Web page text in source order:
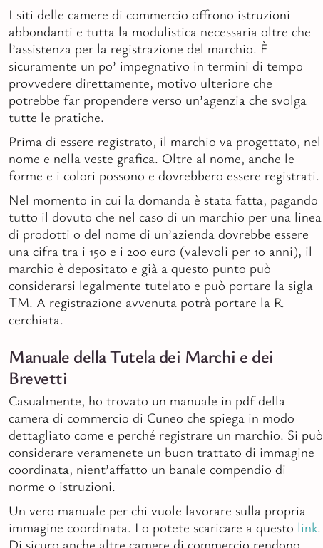
I siti delle camere di commercio offrono istruzioni
abbondanti e tutta la modulistica necessaria oltre che
l’assistenza per la registrazione del marchio. È
sicuramente un po’ impegnativo in termini di tempo
provvedere direttamente, motivo ulteriore che
potrebbe far propendere verso un’agenzia che svolga
tutte le pratiche.
Prima di essere registrato, il marchio va progettato, nel
nome e nella veste grafica. Oltre al nome, anche le
forme e i colori possono e dovrebbero essere registrati.
Nel momento in cui la domanda è stata fatta, pagando
tutto il dovuto che nel caso di un marchio per una linea
di prodotti o del nome di un’azienda dovrebbe essere
una cifra tra i 150 e i 200 euro (valevoli per 10 anni), il
marchio è depositato e già a questo punto può
considerarsi legalmente tutelato e può portare la sigla
TM. A registrazione avvenuta potrà portare la R
cerchiata.
Manuale della Tutela dei Marchi e dei
Brevetti
Casualmente, ho trovato un manuale in pdf della
camera di commercio di Cuneo che spiega in modo
dettagliato come e perché registrare un marchio. Si può
considerare veramenete un buon trattato di immagine
coordinata, nient’affatto un banale compendio di
norme o istruzioni.
Un vero manuale per chi vuole lavorare sulla propria
immagine coordinata. Lo potete scaricare a questo link.
Di sicuro anche altre camere di commercio rendono